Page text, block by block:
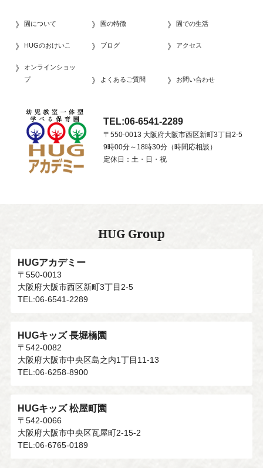
園について 園の特徴 園での生活
HUGのおけいこ ブログ アクセス
オンラインショッ
プ
よくあるご質問 お問い合わせ
TEL:06-6541-2289
〒550-0013 大阪府大阪市西区新町3丁目2-5
9時00分～18時30分（時間応相談）
定休日：土・日・祝
HUG Group
HUGアカデミー
〒550-0013
大阪府大阪市西区新町3丁目2-5
TEL:06-6541-2289
HUGキッズ 長堀橋園
〒542-0082
大阪府大阪市中央区島之内1丁目11-13
TEL:06-6258-8900
HUGキッズ 松屋町園
〒542-0066
大阪府大阪市中央区瓦屋町2-15-2
TEL:06-6765-0189